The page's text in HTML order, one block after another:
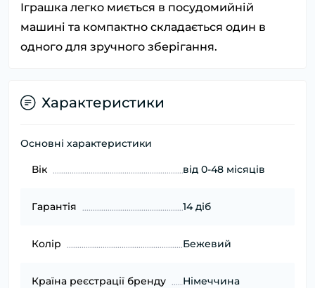
Іграшка легко миється в посудомийній
машині та компактно складається один в
одного для зручного зберігання.
Характеристики
Основні характеристики
Вік від 0-48 місяців
Гарантія 14 діб
Колір Бежевий
Країна реєстрації бренду Німеччина